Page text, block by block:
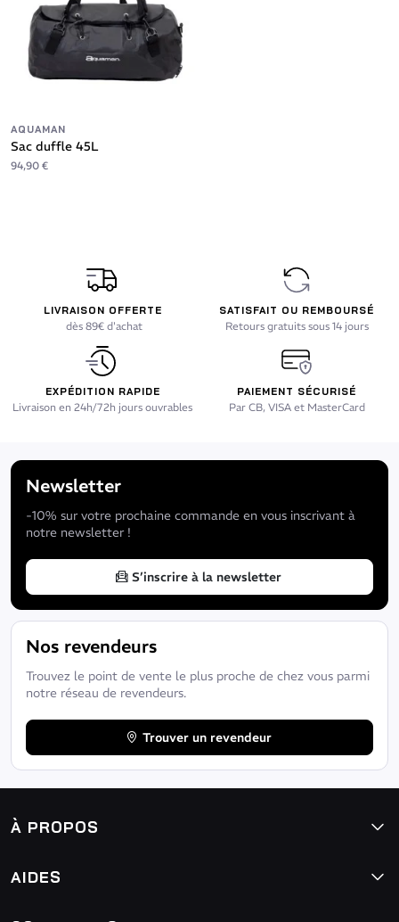
AQUAMAN
Sac duffle 45L
94,90 €
LIVRAISON OFFERTE
dès 89€ d'achat
SATISFAIT OU REMBOURSÉ
Retours gratuits sous 14 jours
EXPÉDITION RAPIDE
Livraison en 24h/72h jours ouvrables
PAIEMENT SÉCURISÉ
Par CB, VISA et MasterCard
Newsletter
-10% sur votre prochaine commande en vous inscrivant à
notre newsletter !
S’inscrire à la newsletter
Nos revendeurs
Trouvez le point de vente le plus proche de chez vous parmi
notre réseau de revendeurs.
Trouver un revendeur
À PROPOS
AIDES